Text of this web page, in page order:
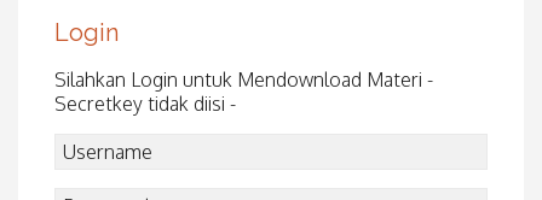
Login
Silahkan Login untuk Mendownload Materi -
Secretkey tidak diisi -